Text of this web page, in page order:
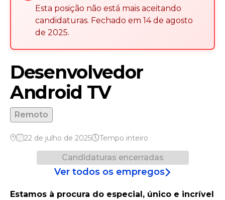
Esta posição não está mais aceitando
candidaturas. Fechado em 14 de agosto
de 2025.
Desenvolvedor
Android TV
Remoto
22 de julho de 2025 Tempo inteiro
Candidaturas encerradas
Ver todos os empregos
Estamos à procura do especial, único e incrível